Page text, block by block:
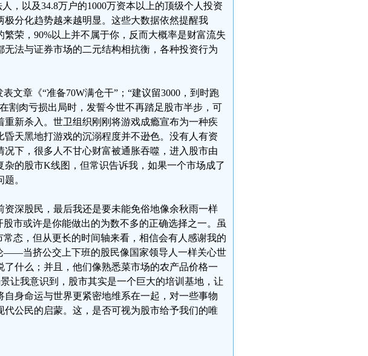
，以及34.8万户的1000万资本以上的顶级个人投资
分化趋势越来越明显。这些大数据依然提醒我
荣，90%以上并不属于你，反而大概率是财富流失
法与证券市场的二元结构相抗衡，各种投资行为
文章《“准备70W满仓干”；“建议留3000，到时跑
割肉亏损出局时，发誓今世不再踏足股市半步，可
新杀入。世卫组织刚刚将游戏成瘾宣布为一种疾
天黑地打游戏的沉溺程度并不逊色。没有人有资
下，很多人不甘心财富被通胀吞噬，进入股市由
的股市K线图，但常识告诉我，如果一个市场成了
。
深股民，最后我还是要未能免俗地像余秋雨一样
市或许是你能做出的为数不多的正确选择之一。虽
态，但从更长的时间轴来看，相信会有人感谢我的
——当挤公交上下班的股民像国家领导人一样关心世
什么；并且，他们像熟悉菜市场的农产品价格一
我意识到，股市其实是一个巨大的培训基地，让
身命运与世界更紧密地维系在一起，对一些事物
公民的启蒙。这，是否可视为股市给予我们的唯